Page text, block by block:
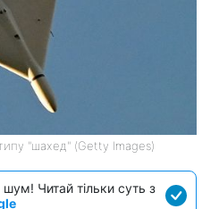
"шахед" (Getty Images)
Читай тільки суть з